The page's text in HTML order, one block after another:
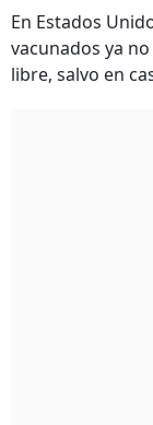
En Estados
vacunados ya
libre, salvo en